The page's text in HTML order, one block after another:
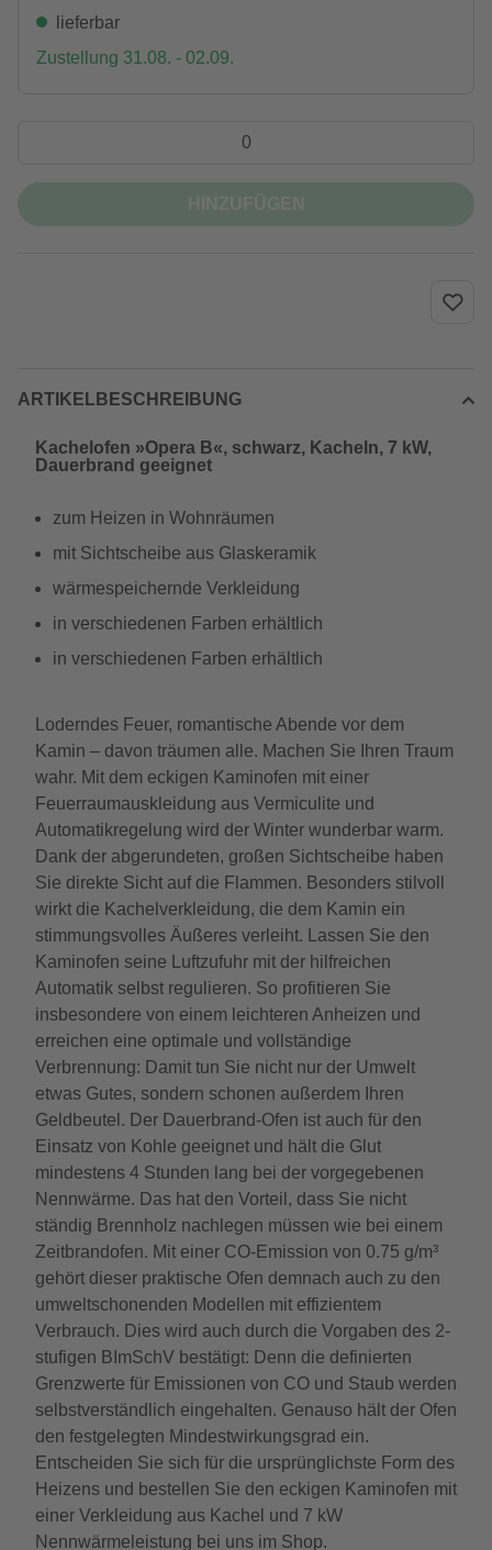
lieferbar
Zustellung 31.08. - 02.09.
ARTIKELBESCHREIBUNG
Kachelofen »Opera B«, schwarz, Kacheln, 7 kW,
Dauerbrand geeignet
zum Heizen in Wohnräumen
mit Sichtscheibe aus Glaskeramik
wärmespeichernde Verkleidung
in verschiedenen Farben erhältlich
in verschiedenen Farben erhältlich
Loderndes Feuer, romantische Abende vor dem
Kamin – davon träumen alle. Machen Sie Ihren Traum
wahr. Mit dem eckigen Kaminofen mit einer
Feuerraumauskleidung aus Vermiculite und
Automatikregelung wird der Winter wunderbar warm.
Dank der abgerundeten, großen Sichtscheibe haben
Sie direkte Sicht auf die Flammen. Besonders stilvoll
wirkt die Kachelverkleidung, die dem Kamin ein
stimmungsvolles Äußeres verleiht. Lassen Sie den
Kaminofen seine Luftzufuhr mit der hilfreichen
Automatik selbst regulieren. So profitieren Sie
insbesondere von einem leichteren Anheizen und
erreichen eine optimale und vollständige
Verbrennung: Damit tun Sie nicht nur der Umwelt
etwas Gutes, sondern schonen außerdem Ihren
Geldbeutel. Der Dauerbrand-Ofen ist auch für den
Einsatz von Kohle geeignet und hält die Glut
mindestens 4 Stunden lang bei der vorgegebenen
Nennwärme. Das hat den Vorteil, dass Sie nicht
ständig Brennholz nachlegen müssen wie bei einem
Zeitbrandofen. Mit einer CO-Emission von 0.75 g/m³
gehört dieser praktische Ofen demnach auch zu den
umweltschonenden Modellen mit effizientem
Verbrauch. Dies wird auch durch die Vorgaben des 2-
stufigen BImSchV bestätigt: Denn die definierten
Grenzwerte für Emissionen von CO und Staub werden
selbstverständlich eingehalten. Genauso hält der Ofen
den festgelegten Mindestwirkungsgrad ein.
Entscheiden Sie sich für die ursprünglichste Form des
Heizens und bestellen Sie den eckigen Kaminofen mit
einer Verkleidung aus Kachel und 7 kW
Nennwärmeleistung bei uns im Shop.